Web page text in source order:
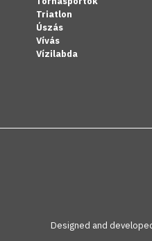
Triatlon
Úszás
Vívás
Vízilabda
Designed and